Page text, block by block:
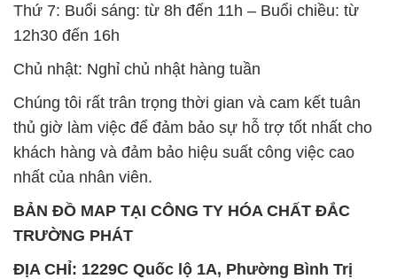
Thứ 7: Buổi sáng: từ 8h đến 11h – Buổi chiều: từ
12h30 đến 16h
Chủ nhật: Nghỉ chủ nhật hàng tuần
Chúng tôi rất trân trọng thời gian và cam kết tuân
thủ giờ làm việc để đảm bảo sự hỗ trợ tốt nhất cho
khách hàng và đảm bảo hiệu suất công việc cao
nhất của nhân viên.
BẢN ĐỒ MAP TẠI CÔNG TY HÓA CHẤT ĐẮC
TRƯỜNG PHÁT
ĐỊA CHỈ: 1229C Quốc lộ 1A, Phường Bình Trị